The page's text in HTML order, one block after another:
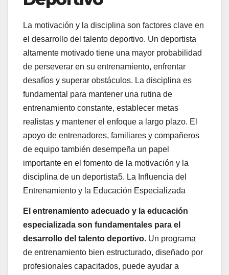
La motivación y la disciplina son factores clave en
el desarrollo del talento deportivo. Un deportista
altamente motivado tiene una mayor probabilidad
de perseverar en su entrenamiento, enfrentar
desafíos y superar obstáculos. La disciplina es
fundamental para mantener una rutina de
entrenamiento constante, establecer metas
realistas y mantener el enfoque a largo plazo. El
apoyo de entrenadores, familiares y compañeros
de equipo también desempeña un papel
importante en el fomento de la motivación y la
disciplina de un deportista5. La Influencia del
Entrenamiento y la Educación Especializada
El entrenamiento adecuado y la educación
especializada son fundamentales para el
desarrollo del talento deportivo. Un programa
de entrenamiento bien estructurado, diseñado por
profesionales capacitados, puede ayudar a